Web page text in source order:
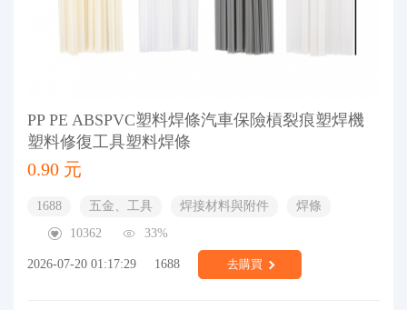
PP PE ABSPVC塑料焊條汽車保險槓裂痕塑焊機
塑料修復工具塑料焊條
0.90 元
1688 五金、工具 焊接材料與附件
焊條
10362
33%
2026-07-20 01:17:29 1688 去購買